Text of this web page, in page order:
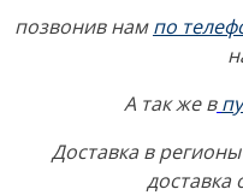
позвонив нампо
А так же в
Доставка в
доставка